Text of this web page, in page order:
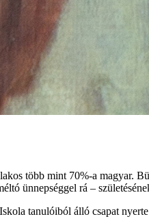
több mint 70%-a magyar.
ünnepséggel rá –
tanulóiból álló csapat